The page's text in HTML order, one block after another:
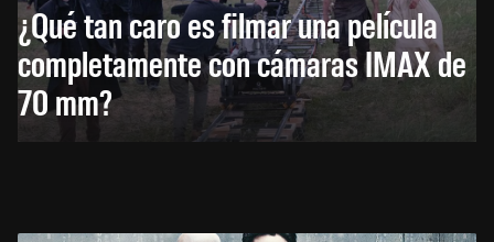
¿Qué tan caro es filmar una película
completamente con cámaras IMAX de
70 mm?